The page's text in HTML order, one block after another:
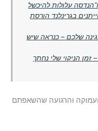
עלולות להיכשל
בגרינלנד הורסת
שלכם – כנראה שיש
הניקוי שלי נחתך
והרגועה שהשאפתם